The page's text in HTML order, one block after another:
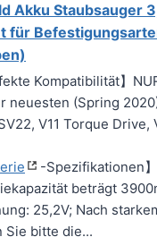
Akku Staubsauger
für
Kompatibilität】
neuesten (Spring
V11 Torque Drive,
-Spezifikationen
beträgt
25,2V; Nach
Sie bitte die...